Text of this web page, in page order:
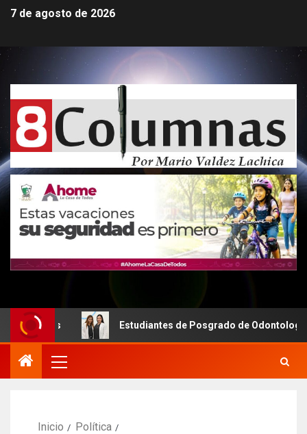
7 de agosto de 2026
Estudiantes de Posgrado de Odontología de la
Inicio
Política